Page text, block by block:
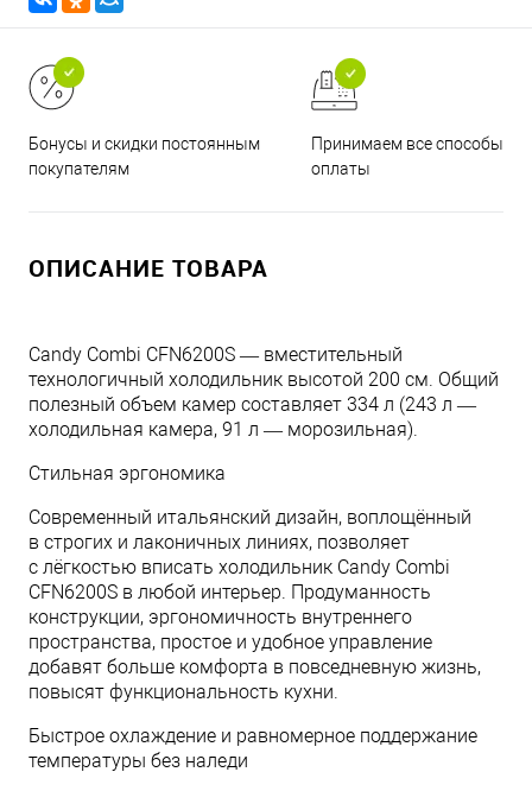
Бонусы и скидки постоянным
покупателям
Принимаем все способы
оплаты
ОПИСАНИЕ ТОВАРА
Candy Combi CFN6200S — вместительный
технологичный холодильник высотой 200 см. Общий
полезный объем камер составляет 334 л (243 л —
холодильная камера, 91 л — морозильная).
Стильная эргономика
Современный итальянский дизайн, воплощённый
в строгих и лаконичных линиях, позволяет
с лёгкостью вписать холодильник Candy Combi
CFN6200S в любой интерьер. Продуманность
конструкции, эргономичность внутреннего
пространства, простое и удобное управление
добавят больше комфорта в повседневную жизнь,
повысят функциональность кухни.
Быстрое охлаждение и равномерное поддержание
температуры без наледи